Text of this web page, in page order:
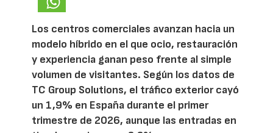
Los centros comerciales avanzan hacia un
modelo híbrido en el que ocio, restauración
y experiencia ganan peso frente al simple
volumen de visitantes. Según los datos de
TC Group Solutions, el tráfico exterior cayó
un 1,9% en España durante el primer
trimestre de 2026, aunque las entradas en